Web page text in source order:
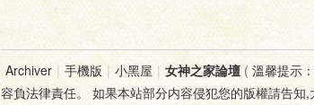
神
Archiver | 手機版 | 小黑屋 | 女神之家論壇 ( 溫馨提示
容負法律責任。 如果本站部分内容侵犯您的版權請告